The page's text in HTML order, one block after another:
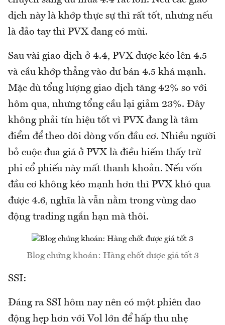
dịch này là khớp thực sự thì rất tốt, nhưng nếu
là đảo tay thì PVX đang có mùi.
Sau vài giao dịch ở 4.4, PVX được kéo lên 4.5
và cầu khớp thẳng vào dư bán 4.5 khá mạnh.
Mặc dù tổng lượng giao dịch tăng 42% so với
hôm qua, nhưng tổng cầu lại giảm 23%. Đây
không phải tín hiệu tốt vì PVX đang là tâm
điểm để theo dõi dòng vốn đầu cơ. Nhiều người
bỏ cuộc đua giá ở PVX là điều hiếm thấy trừ
phi cổ phiếu này mất thanh khoản. Nếu vốn
đầu cơ không kéo mạnh hơn thì PVX khó qua
được 4.6, nghĩa là vẫn nằm trong vùng dao
động trading ngắn hạn mà thôi.
Blog chứng khoán: Hàng chốt được giá tốt 3
SSI:
Đáng ra SSI hôm nay nên có một phiên dao
động hẹp hơn với Vol lớn để hấp thu nhẹ